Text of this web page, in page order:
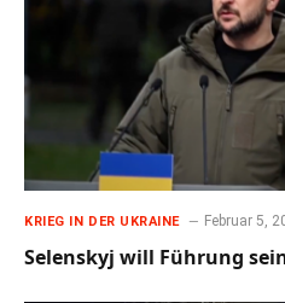
KRIEG IN DER UKRAINE Februar 5,
Selenskyj will Führung